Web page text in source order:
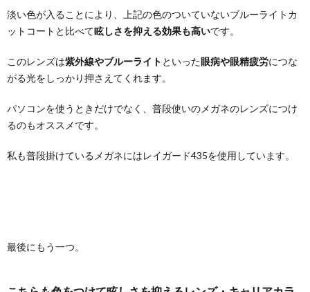
淡い色が入ることにより、上記の色のついていないブルーライトカ
ットコートと比べて眩しさを抑える効果も高いです。
このレンズは紫外線やブルーライト といった眼病や眼精疲労につな
がる光をしっかり押さえてくれます。
パソコンを使うときだけでなく、普段使いのメガネのレンズにつけ
るのもオススメです。
私も普段掛けているメガネにはレイガード435を使用しています。
最後にもう一つ。